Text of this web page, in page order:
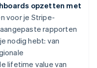
opzetten met
voor je Stripe-
rapporten
nodig hebt: van
lifetime value van